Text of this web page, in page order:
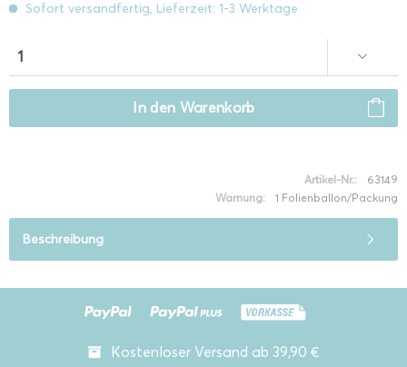
Sofort versandfertig, Lieferzeit: 1-3 Werktage
In den Warenkorb
Artikel-Nr.:
63149
Warnung:
1 Folienballon/Packung
Beschreibung
Kostenloser Versand ab 39,90 €